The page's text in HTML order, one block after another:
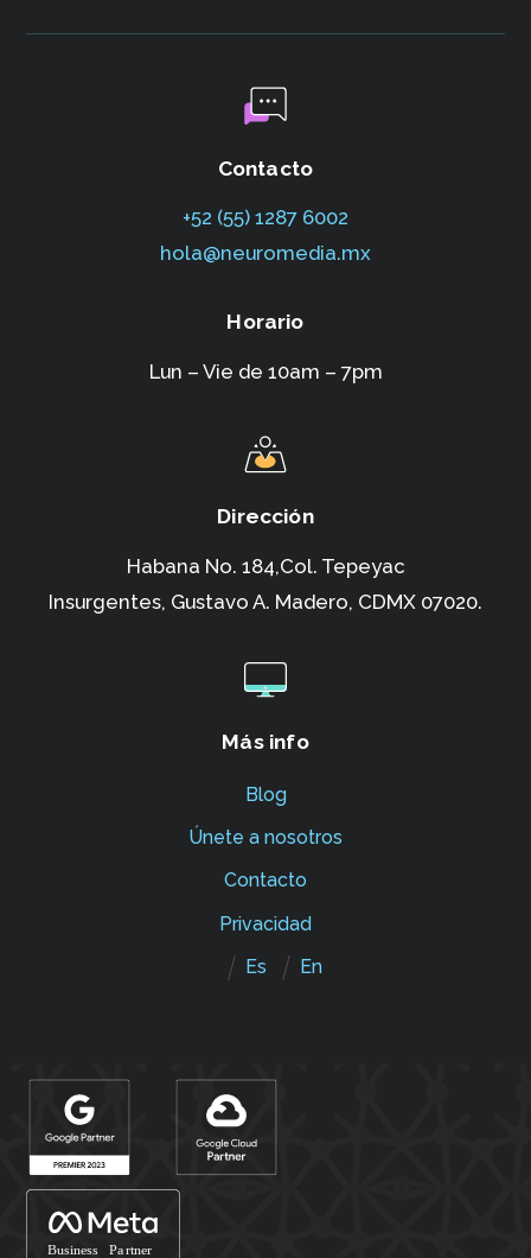
Contacto
+52 (55) 1287 6002‬
hola@neuromedia.mx
Horario
Lun – Vie de 10am – 7pm
Dirección
Habana No. 184,Col. Tepeyac
Insurgentes, Gustavo A. Madero, CDMX 07020.
Más info
Blog
Únete a nosotros
Contacto
Privacidad
Es
En